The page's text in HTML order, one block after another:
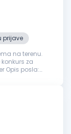
prijave
na terenu.
za
Opis posla: